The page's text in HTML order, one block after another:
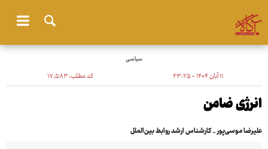
سیاسی
۱۱ آبان ۱۴۰۴ - ۲۳:۲۵ کد مطلب:۱۷٬۵۸۳
انرژی ضامن
علیرضا موسی‌پور _ کارشناس ارشد روابط بین‌الملل